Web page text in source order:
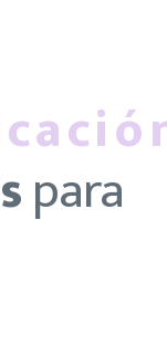
para